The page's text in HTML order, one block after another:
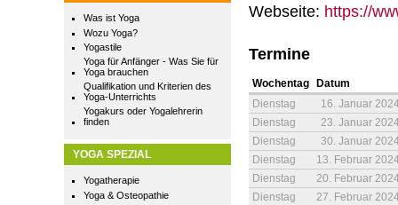
Was ist Yoga
Wozu Yoga?
Yogastile
Yoga für Anfänger - Was Sie für
Yoga brauchen
Qualifikation und Kriterien des
Yoga-Unterrichts
Yogakurs oder Yogalehrerin
finden
YOGA SPEZIAL
Yogatherapie
Yoga & Osteopathie
Webseite: https://
Termine
Wochentag
Datum
Dienstag
16. Januar
Dienstag
23. Januar
Dienstag
30. Januar
Dienstag
13. Februar
Dienstag
20. Februar
Dienstag
27. Februar